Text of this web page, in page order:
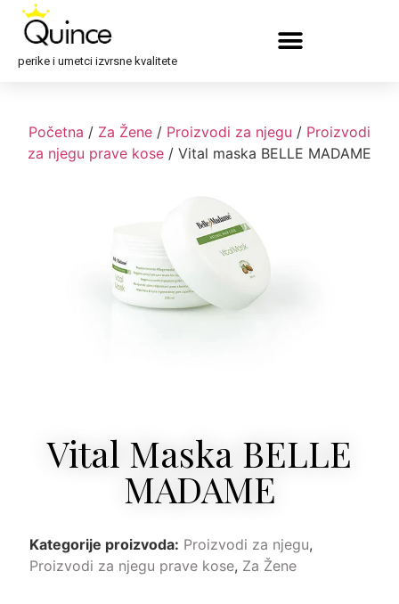
perike i umetci izvrsne kvalitete
Početna / Za Žene / Proizvodi za njegu / Proizvodi
za njegu prave kose / Vital maska BELLE MADAME
Vital Maska BELLE
MADAME
Kategorije proizvoda: Proizvodi za njegu,
Proizvodi za njegu prave kose, Za Žene